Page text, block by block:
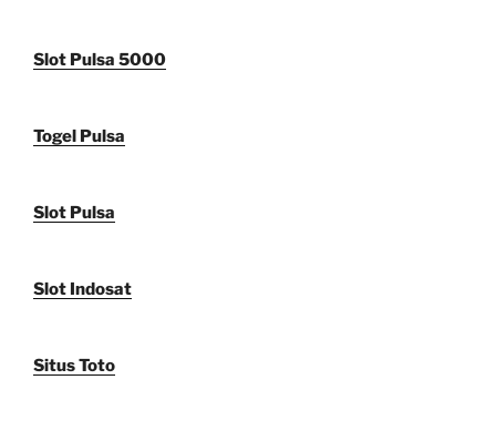
Slot Pulsa 5000
Togel Pulsa
Slot Pulsa
Slot Indosat
Situs Toto